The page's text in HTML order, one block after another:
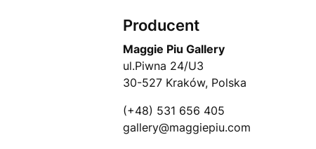
Producent
Maggie Piu Gallery
ul.Piwna 24/U3
30-527 Kraków, Polska
(+48) 531 656 405
gallery@maggiepiu.com